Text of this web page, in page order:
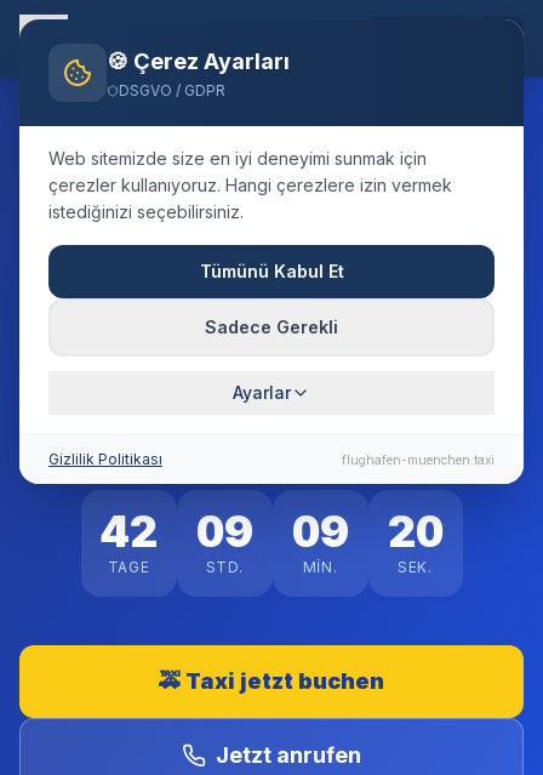
🍺
19. SEPTEMBER – 4. OKTOBER 2026
Oktoberfest
2026 München
🍺 Countdown zum Oktoberfest 2026
42
TAGE
09
STD.
09
MIN.
20
SEK.
🚕 Taxi jetzt buchen
Jetzt anrufen
🍪 Çerez Ayarları
DSGVO / GDPR
Web sitemizde size en iyi deneyimi sunmak için
çerezler kullanıyoruz. Hangi çerezlere izin vermek
istediğinizi seçebilirsiniz.
Tümünü Kabul Et
Sadece Gerekli
Ayarlar
Gizlilik Politikası flughafen-muenchen.taxi